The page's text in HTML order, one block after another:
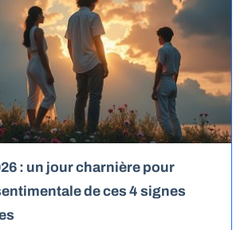
: un jour charnière pour
de ces 4 signes